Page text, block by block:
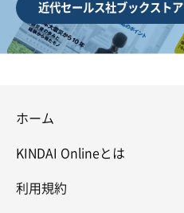
近代セールス社ブックストア
ホーム
KINDAI Onlineとは
利用規約